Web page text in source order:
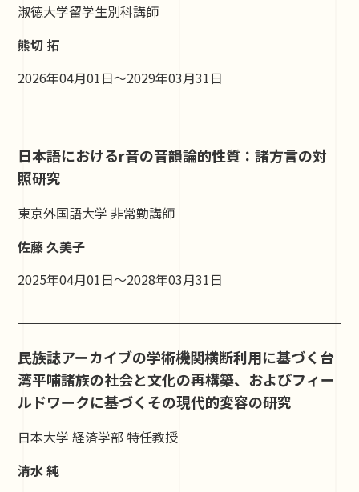
淑徳大学留学生別科講師
熊切 拓
2026年04月01日～2029年03月31日
日本語におけるr音の音韻論的性質：諸方言の対
照研究
東京外国語大学 非常勤講師
佐藤 久美子
2025年04月01日～2028年03月31日
民族誌アーカイブの学術機関横断利用に基づく台
湾平哺諸族の社会と文化の再構築、およびフィー
ルドワークに基づくその現代的変容の研究
日本大学 経済学部 特任教授
清水 純